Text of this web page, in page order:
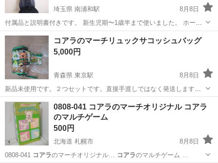
埼玉県 南浦和駅
8月8日
付属品と説明書付きです。 新生児期〜1歳半まで使いました。 ホーム
クリーニング済です。 南浦和駅周辺でのお渡し ご希望の日時を添えて
メッセージください。
埼玉 さいたま市 ベビー用品
コアラのマーチリュックサコッシュバッグ
5,000円
青森県 東京駅
8月8日
新品未使用です。２つセットです。直接手渡しではなく発送します、
発送料込みでになってます。
青森 青森市
0808-041 コアラのマーチオリジナル コアラ
のマルチゲーム
500円
北海道 札幌市
8月8日
0808-041 コアラのマーチオリジナル… コアラのマルチゲーム …